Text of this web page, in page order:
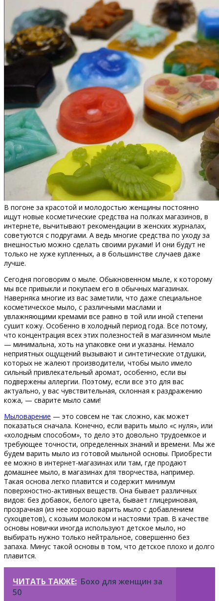
В погоне за красотой и молодостью женщины постоянно
ищут новые косметические средства на полках магазинов, в
интернете, вычитывают рекомендации в женских журналах,
советуются с подругами. А ведь многие средства по уходу за
внешностью можно сделать своими руками! И они будут не
только не хуже купленных, а в большинстве случаев даже
лучше.
Сегодня поговорим о мыле. Обыкновенном мыле, к которому
мы все привыкли и покупаем его в обычных магазинах.
Наверняка многие из вас заметили, что даже специальное
косметическое мыло, с различными маслами и
увлажняющими кремами все равно в той или иной степени
сушит кожу. Особенно в холодный период года. Все потому,
что концентрация всех этих полезностей в магазинном мыле
— минимальна, хоть на упаковке они и указаны. Немало
неприятных ощущений вызывают и синтетические отдушки,
которых не жалеют производители, чтобы мыло имело
сильный привлекательный аромат, особенно, если вы
подвержены аллергии. Поэтому, если все это для вас
актуально, у вас чувствительная, склонная к раздражению
кожа, — сварите мыло сами!
Мыловарение — это совсем не так сложно, как может
показаться сначала. Конечно, если варить мыло «с нуля», или
«холодным способом», то дело это довольно трудоемкое и
требующее точности, определенных знаний и времени. Мы же
будем варить мыло из готовой мыльной основы. Приобрести
ее можно в интернет-магазинах или там, где продают
домашнее мыло, в магазинах для творчества, например.
Такая основа легко плавится и содержит минимум
поверхностно-активных веществ. Она бывает различных
видов: без добавок, белого цвета, бывает глицериновая,
прозрачная (из нее хорошо варить мыло с добавлением
сухоцветов), с козьим молоком и настоями трав. В качестве
основы новички иногда используют детское мыло, но
выбирать нужно только нейтральное, совершенно без
запаха. Минус такой основы в том, что детское плохо и долго
плавится.
ЧИТАТЬ ТАКЖЕ: Бохо для женщин за
50